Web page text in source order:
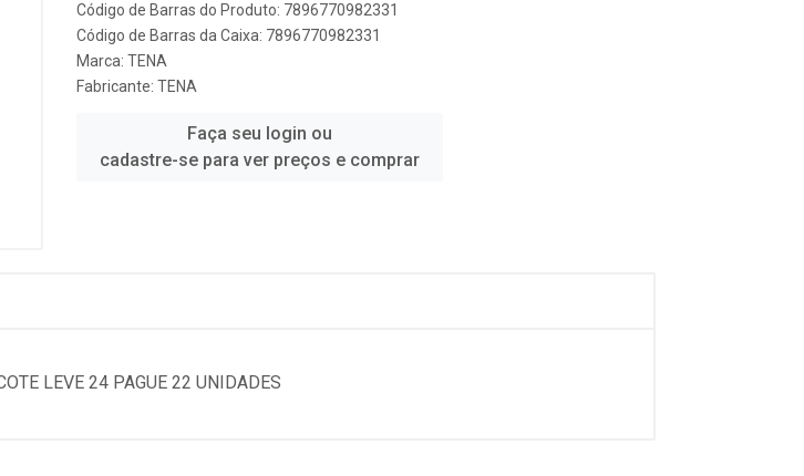
Código de Barras do Produto: 7896770982331
Código de Barras da Caixa: 7896770982331
Marca: TENA
Fabricante: TENA
Faça seu login ou
cadastre-se para ver preços e comprar
LEVE 24 PAGUE 22 UNIDADES